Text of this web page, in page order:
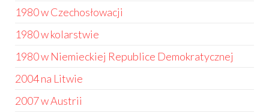
1980 w Czechosłowacji
1980 w kolarstwie
1980 w Niemieckiej Republice Demokratycznej
2004 na Litwie
2007 w Austrii